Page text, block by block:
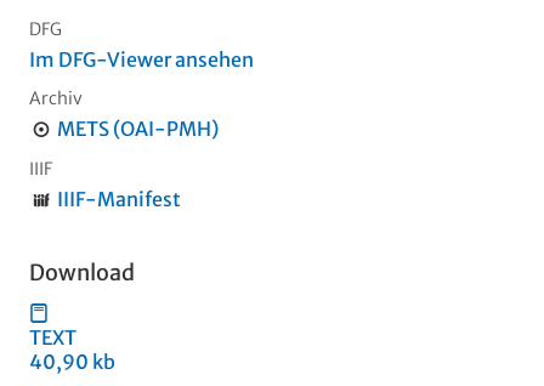
DFG
Im DFG-Viewer ansehen
Archiv
METS (OAI-PMH)
IIIF
IIIF-Manifest
Download
TEXT
40,90 kb